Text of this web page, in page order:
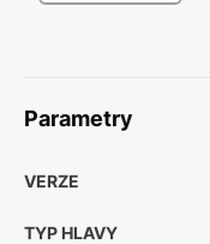
Parametry
VERZE
TYP HLAVY